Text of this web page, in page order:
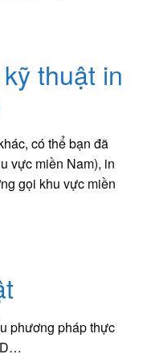
thuật in
có thể bạn đã
vực miền Nam), in
gọi khu vực miền
phương pháp thực